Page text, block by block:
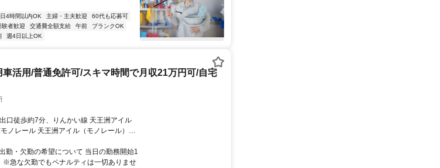
4時間以内OK 主婦・主夫歓迎
60代も応募可
験者歓迎 交通費全額支給 午前
ブランクOK
週4日以上OK
活用/普通免許可/スキマ時間で月収21万円可/自宅
口徒歩約7分、りんかい線 天王洲アイル
ノレール 天王洲アイル（モノレール）南
転先住所：〒108-0075 東京都港区港南4
勤・欠勤の希望について 当日の勤務開始1
※急な欠勤でもペナルティは一切ありませ